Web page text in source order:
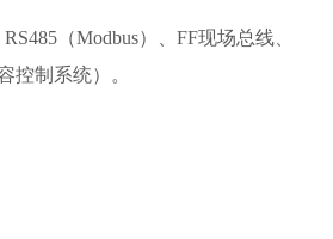
（Modbus）、FF现场总线、
控制系统）。